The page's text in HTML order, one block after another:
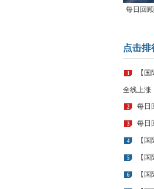
每日回
点击排
1 【
全线上涨
2 每日
3 每日
4 【
5 【
6 【